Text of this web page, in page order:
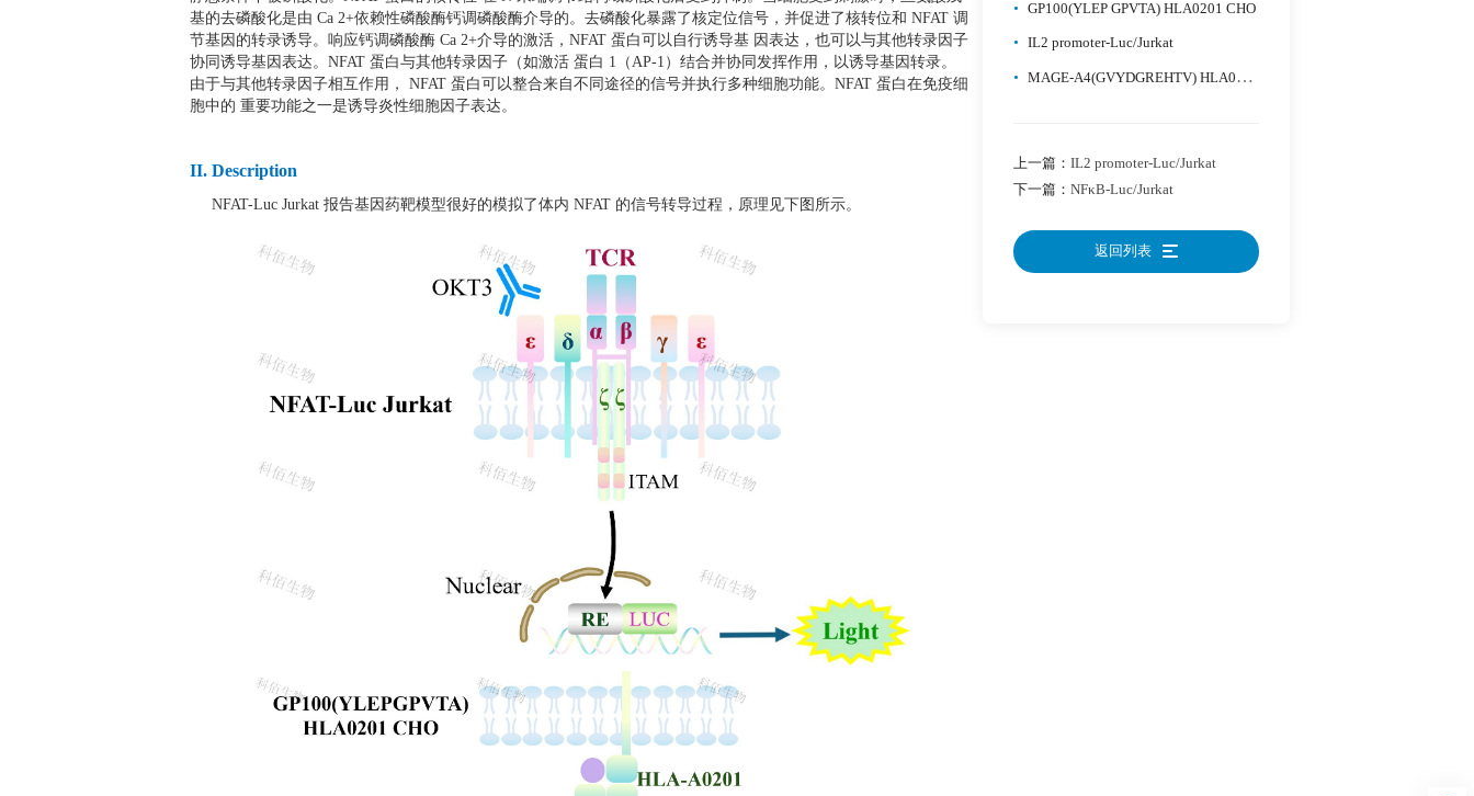
基的去磷酸化是由 Ca 2+依赖性磷酸酶钙调磷酸酶介导的。去磷酸化暴露了核定位信号，并促进了核转位和 NFAT 调
节基因的转录诱导。响应钙调磷酸酶 Ca 2+介导的激活，NFAT 蛋白可以自行诱导基 因表达，也可以与其他转录因子
协同诱导基因表达。NFAT 蛋白与其他转录因子（如激活 蛋白 1（AP-1）结合并协同发挥作用，以诱导基因转录。
由于与其他转录因子相互作用， NFAT 蛋白可以整合来自不同途径的信号并执行多种细胞功能。NFAT 蛋白在免疫细
胞中的 重要功能之一是诱导炎性细胞因子表达。
II. Description
NFAT-Luc Jurkat 报告基因药靶模型很好的模拟了体内 NFAT 的信号转导过程，原理见下图所示。
• GP100(YLEP GPVTA) HLA0201 CHO
• IL2 promoter-Luc/Jurkat
• MAGE-A4(GVYDGREHTV) HLA0201 CHO
上一篇： IL2 promoter-Luc/Jurkat
下一篇： NFκB-Luc/Jurkat
返回列表